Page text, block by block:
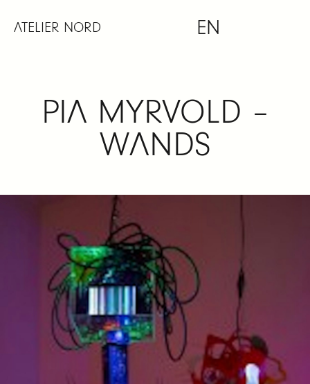
ATELIER NORD EN
PIA MYRVOLD –
WANDS